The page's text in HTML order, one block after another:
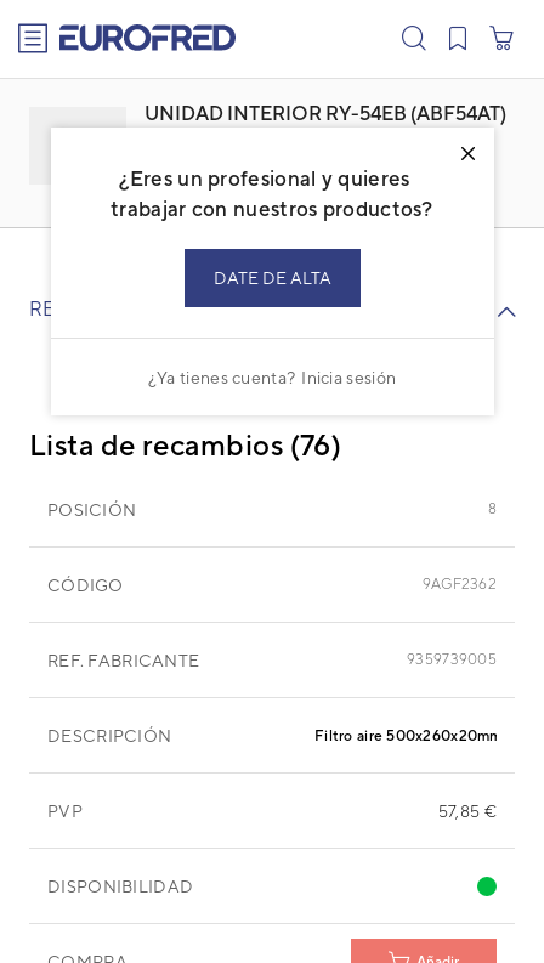
¿Eres un profesional y quieres
trabajar con nuestros productos?
DATE DE ALTA
¿Ya tienes cuenta? Inicia sesión
UNIDAD INTERIOR RY-54EB (ABF54AT)
Código: 3NFE3081
Ref. fabricante: RY54EB
RECAMBIOS
Lista de recambios (76)
POSICIÓN 8
CÓDIGO 9AGF2362
REF. FABRICANTE 9359739005
DESCRIPCIÓN Filtro aire 500x260x20mm
PVP 57,85 €
DISPONIBILIDAD